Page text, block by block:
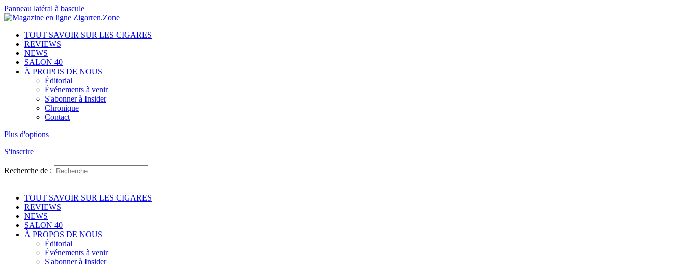
Panneau latéral à bascule
TOUT SAVOIR SUR LES CIGARES
REVIEWS
NEWS
SALON 40
À PROPOS DE NOUS
Éditorial
Événements à venir
S'abonner à Insider
Chronique
Contact
Plus d'options
S'inscrire
Recherche de :
TOUT SAVOIR SUR LES CIGARES
REVIEWS
NEWS
SALON 40
À PROPOS DE NOUS
Éditorial
Événements à venir
S'abonner à Insider